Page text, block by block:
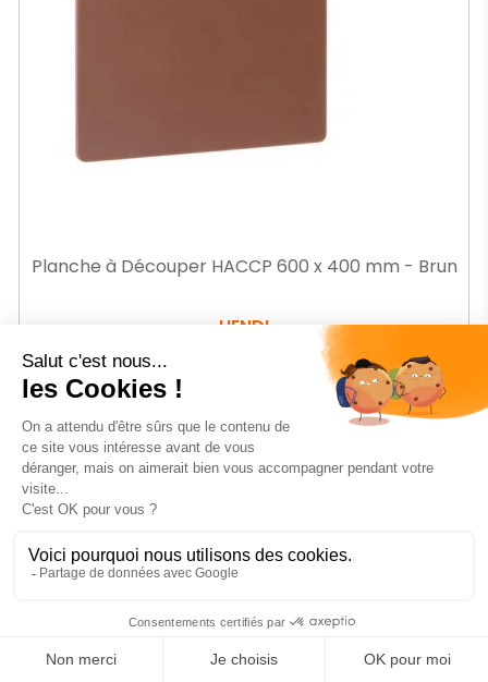
Planche à Découper HACCP 600 x 400 mm - Brun
HENDI
€34HT
-40%
Prix
Prix
base
36,15 € HT 21 €58HT